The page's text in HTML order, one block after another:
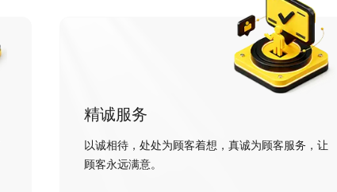
精诚服务
以诚相待，处处为顾客着想，真诚为顾客服务，让
顾客永远满意。